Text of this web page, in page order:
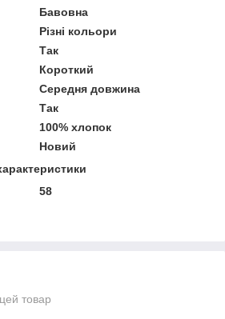
Бавовна
Різні кольори
Так
Короткий
Середня довжина
Так
100% хлопок
Новий
58
товар